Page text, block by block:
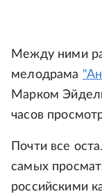
Между ними
мелодрама
Марком
часов
Почти все
самых
российскими